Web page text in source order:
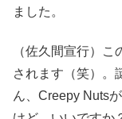
ました。
（佐久間宣行）
されます（笑）。
ん、Creepy Nuts